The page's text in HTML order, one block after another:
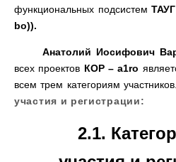
функциональных подсистем
bo)).
Анатолий Иосифович
всех проектов КОР – a1ro
всем трем категориям участников
участия и регистрации:
2.1.